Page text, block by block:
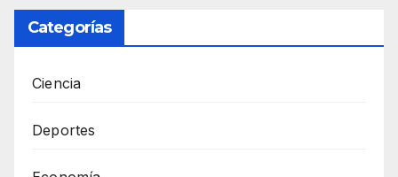
Categorías
Ciencia
Deportes